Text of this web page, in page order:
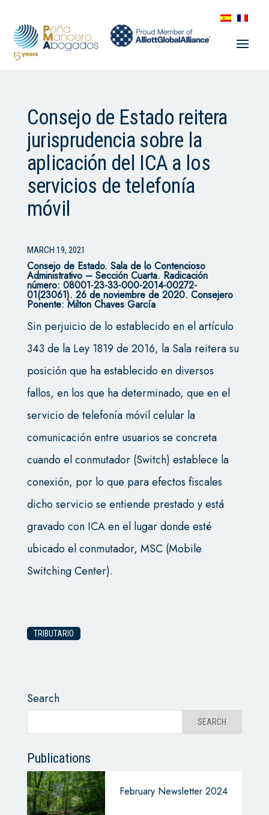
Consejo de Estado reitera
jurisprudencia sobre la
aplicación del ICA a los
servicios de telefonía
móvil
MARCH 19, 2021
Consejo de Estado. Sala de lo Contencioso
Administrativo – Sección Cuarta. Radicación
número: 08001-23-33-000-2014-00272-
01(23061). 26 de noviembre de 2020. Consejero
Ponente: Milton Chaves García
Sin perjuicio de lo establecido en el artículo
343 de la Ley 1819 de 2016, la Sala reitera su
posición que ha establecido en diversos
fallos, en los que ha determinado, que en el
servicio de telefonía móvil celular la
comunicación entre usuarios se concreta
cuando el conmutador (Switch) establece la
conexión, por lo que para efectos fiscales
dicho servicio se entiende prestado y está
gravado con ICA en el lugar donde esté
ubicado el conmutador, MSC (Mobile
Switching Center).
TRIBUTARIO
Search
Publications
February Newsletter 2024